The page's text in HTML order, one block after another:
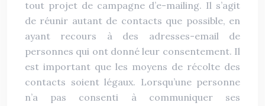
tout projet de campagne d’e-mailing. Il s’agit
de réunir autant de contacts que possible, en
ayant recours à des adresses-email de
personnes qui ont donné leur consentement. Il
est important que les moyens de récolte des
contacts soient légaux. Lorsqu’une personne
n’a pas consenti à communiquer ses